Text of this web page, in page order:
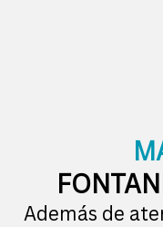
Además de